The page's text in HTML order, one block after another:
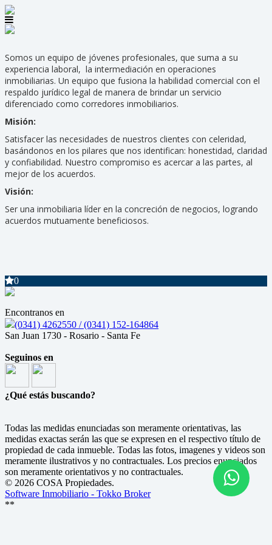
Somos un equipo de jóvenes profesionales, que suma a su
experiencia laboral, la intermediación en operaciones
inmobiliarias. Un equipo que fusiona la habilidad comercial con el
respaldo jurídico legal de manera de brindar un servicio
diferenciado como corredores inmobiliarios.
Misión:
Satisfacer las necesidades de nuestros clientes con celeridad,
basándonos en los pilares que nos identifican: honestidad, claridad
y confiabilidad. Nuestro compromiso es acercar a las partes, al
mejor de los acuerdos.
Visión:
Ser una inmobiliaria líder en la concreción de negocios, logrando
acuerdos mutuamente beneficiosos.
0
Encontranos en
(0341) 4262550 / (0341) 152-164864
San Juan 1730 - Rosario - Santa Fe
Seguinos en
¿Qué estás buscando?
Todas las medidas enunciadas son meramente orientativas, las
medidas exactas serán las que se expresen en el respectivo título de
propiedad de cada inmueble. Todas las fotos, imagenes y videos son
meramente ilustrativos y no contractuales. Los precios enunciados
son meramente orientativos y no contractuales.
© 2026 COSA Propiedades.
Software Inmobiliario - Tokko Broker
**